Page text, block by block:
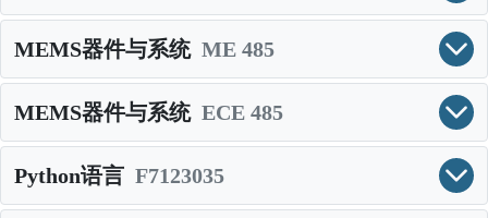
MEMS器件与系统 ME 485
MEMS器件与系统 ECE 485
Python语言 F7123035